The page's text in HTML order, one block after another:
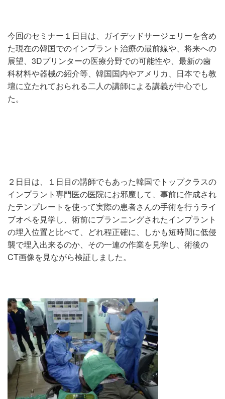
今回のセミナー１日目は、ガイデッドサージェリーを含め
た現在の韓国でのインプラント治療の最前線や、将来への
展望、3Dプリンターの医療分野での可能性や、最新の歯
科材料や器械の紹介等、韓国国内やアメリカ、日本でも教
壇に立たれておられる二人の講師による講義が中心でし
た。
２日目は、１日目の講師でもあった韓国でトップクラスの
インプラント専門医の医院にお邪魔して、事前に作成され
たテンプレートを使って実際の患者さんの手術を行うライ
ブオペを見学し、術前にプランニングされたインプラント
の埋入位置と比べて、どれ程正確に、しかも短時間に低侵
襲で埋入出来るのか、その一連の作業を見学し、術後の
CT画像を見ながら検証しました。